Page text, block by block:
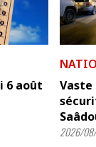
6 août
2026/